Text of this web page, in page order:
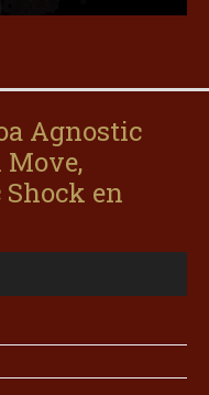
Agnostic
Move,
en